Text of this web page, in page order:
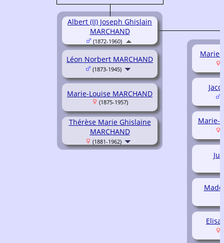
Léon Norbert MARCHAND
(1873-1945)
Marie-Louise MARCHAND
(1875-1957)
Thérèse Marie Ghislaine
MARCHAND
(1881-1962)
Albert (II) Joseph Ghislain
MARCHAND
(1872-1960)
Marie-
Marie-